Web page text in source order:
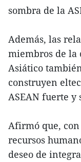
sombra de la
Además, las
miembros de la
Asiático
construyen
ASEAN fuerte
Afirmó que,
recursos
deseo de